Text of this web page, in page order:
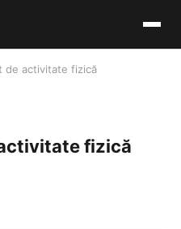
de activitate fizică
fizică